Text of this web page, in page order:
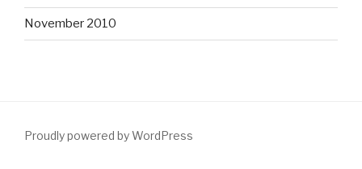
November 2010
Proudly powered by WordPress